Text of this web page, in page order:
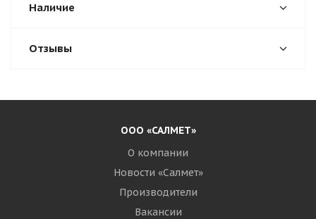
Наличие
Отзывы
ООО «САЛМЕТ»
О компании
Новости «Салмет»
Производители
Вакансии